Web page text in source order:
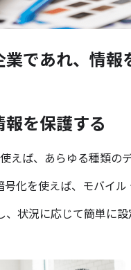
であれ、 情報
報を保護する
えば、あらゆる種類の
化を使えば、モバイル
状況に応じて簡単に設